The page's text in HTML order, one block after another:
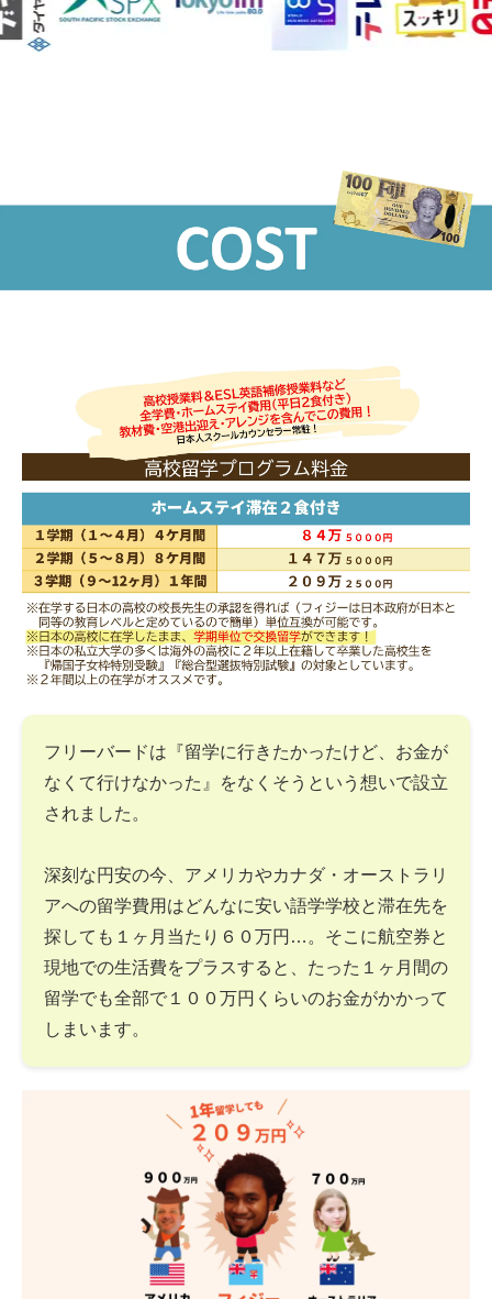
フリーバードは『留学に行きたかったけど、お金が
なくて行けなかった』をなくそうという想いで設立
されました。
深刻な円安の今、アメリカやカナダ・オーストラリ
アへの留学費用はどんなに安い語学学校と滞在先を
探しても１ヶ月当たり６０万円…。そこに航空券と
現地での生活費をプラスすると、たった１ヶ月間の
留学でも全部で１００万円くらいのお金がかかって
しまいます。